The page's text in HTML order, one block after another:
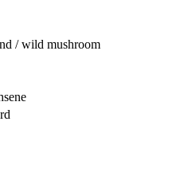
/ wild mushroom